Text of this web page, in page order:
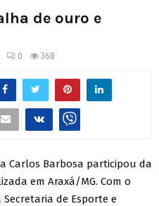
de ouro e
0 368
Carlos Barbosa participou da
em Araxá/MG. Com o
de Esporte e